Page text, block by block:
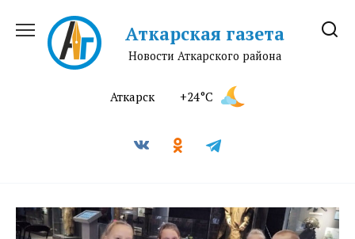
содержанию
Аткарская газета
Новости Аткарского района
Аткарск +24°C